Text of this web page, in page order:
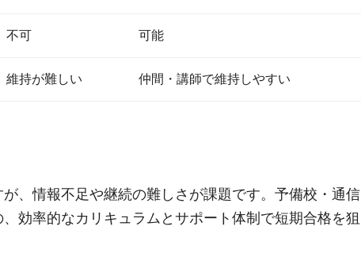
不可 可能
維持が難しい 仲間・講師で維持しやすい
、情報不足や継続の難しさが課題です。予備校・通信
効率的なカリキュラムとサポート体制で短期合格を狙